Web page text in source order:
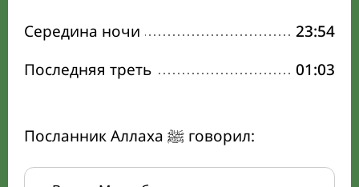
Середина ночи
23:54
Последняя треть
01:03
Посланник Аллаха ﷺ говорил: